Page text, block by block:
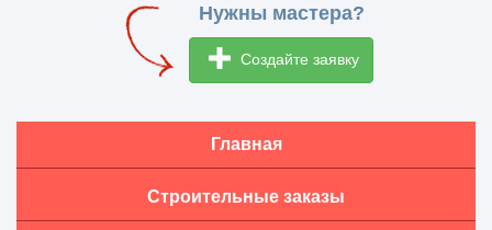
Нужны мастера?
Создайте заявку
Главная
Строительные заказы